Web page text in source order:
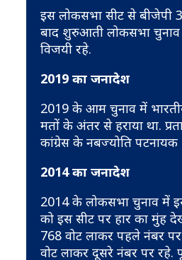
इस लोकसभा सीट से बीजेपी
बाद शुरुआती लोकसभा चुनाव
विजयी रहे.
2019 का जनादेश
2019 के आम चुनाव में भारतीय
मतों के अंतर से हराया था.
कांग्रेस के नबज्योति
2014 का जनादेश
2014 के लोकसभा चुनाव में
को इस सीट पर हार का मुंह
768 वोट लाकर पहले नंबर पर
वोट लाकर दूसरे नंबर पर रहे.